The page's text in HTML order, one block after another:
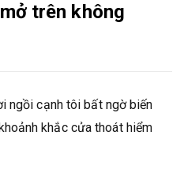
trên không
ngồi cạnh tôi bất ngờ biến
khắc cửa thoát hiểm